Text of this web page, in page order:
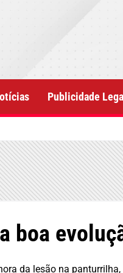
Publicidade Legal
boa
da lesão na